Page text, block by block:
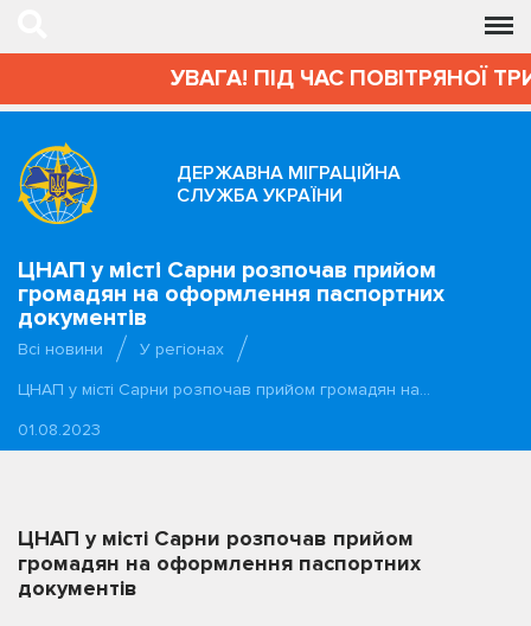
УВАГА! ПІД ЧАС ПОВІТРЯНОЇ
ДЕРЖАВНА МІГРАЦІЙНА
СЛУЖБА УКРАЇНИ
ЦНАП у місті Сарни розпочав прийом
громадян на оформлення паспортних
документів
Всі новини
У регіонах
ЦНАП у місті Сарни розпочав прийом громадян на…
01.08.2023
ЦНАП у місті Сарни розпочав прийом
громадян на оформлення паспортних
документів